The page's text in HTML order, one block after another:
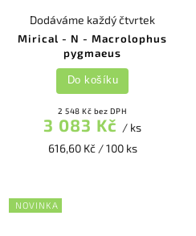
Mirical - N - Macrolophus
pygmaeus
Dodáváme každý čtvrtek
2 548 Kč bez DPH
3 083 Kč / ks
616,60 Kč / 100 ks
Do košíku
NOVINKA